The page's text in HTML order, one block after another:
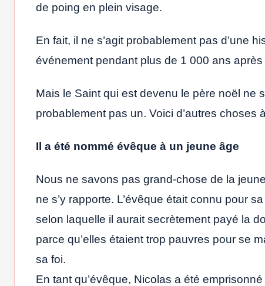
de poing en plein visage.
En fait, il ne s’agit probablement pas d’une
événement pendant plus de 1 000 ans
Mais le Saint qui est devenu le père noël ne
probablement pas un. Voici d’autres choses
Il a été nommé évêque à un jeune âge
Nous ne savons pas grand-chose de la
ne s’y rapporte. L’évêque était connu pour
selon laquelle il aurait secrètement payé la
parce qu’elles étaient trop pauvres pour se
sa foi.
En tant qu’évêque, Nicolas a été